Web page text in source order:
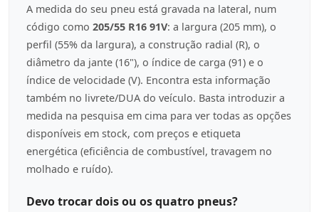
A medida do seu pneu está gravada na lateral, num
código como 205/55 R16 91V: a largura (205 mm), o
perfil (55% da largura), a construção radial (R), o
diâmetro da jante (16"), o índice de carga (91) e o
índice de velocidade (V). Encontra esta informação
também no livrete/DUA do veículo. Basta introduzir a
medida na pesquisa em cima para ver todas as opções
disponíveis em stock, com preços e etiqueta
energética (eficiência de combustível, travagem no
molhado e ruído).
Devo trocar dois ou os quatro pneus?